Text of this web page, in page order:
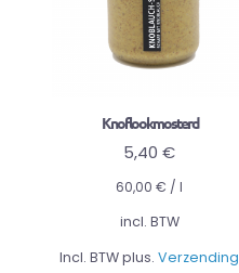
Knoflookmosterd
5,40 €
60,00 € / l
incl. BTW
Incl. BTW plus. Verzending